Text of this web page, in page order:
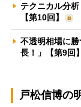
テクニカル分
【第10回】
不透明相場に
長！」【第9回】
戸松信博の